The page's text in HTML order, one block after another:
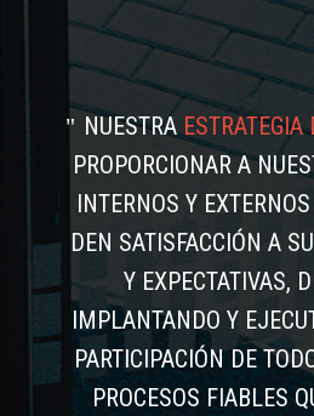
NUESTRA
PROPORCIONAR A
INTERNOS Y
DEN SATISFACCIÓN A
Y EXPECTATIVAS,
IMPLANTANDO Y
PARTICIPACIÓN DE
PROCESOS FIABLES